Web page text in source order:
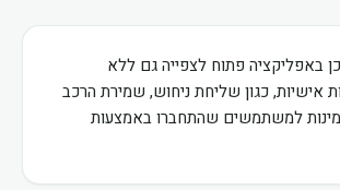
באפליקציה פתוח לצפייה גם ללא
אישיות, כגון שליחת ניחוש, שמירת הרכב
זמינות למשתמשים שהתחברו באמצעות